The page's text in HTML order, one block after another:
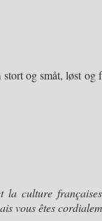
og småt, løst
la culture
vous êtes